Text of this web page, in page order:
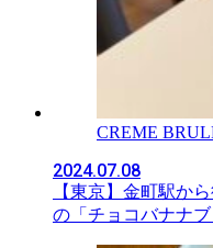
CREME
2024.07.08
【東京】金町駅か
の「チョコバナナブ